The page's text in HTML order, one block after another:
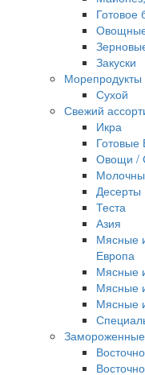
Готовое
Закуски
Морепродукты
Сухой
Свежий
Икра
Овощи /
Десерты
Теста
Азия
Мясные
Европа
Мясные
Мясные
Мясные